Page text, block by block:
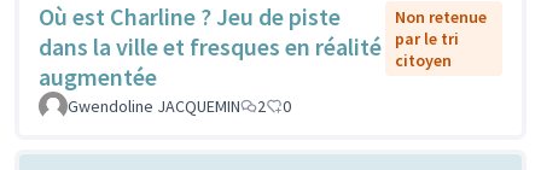
Où est Charline ? Jeu de piste
dans la ville et fresques en réalité
augmentée
Non retenue
par le tri
citoyen
Gwendoline JACQUEMIN 2 0